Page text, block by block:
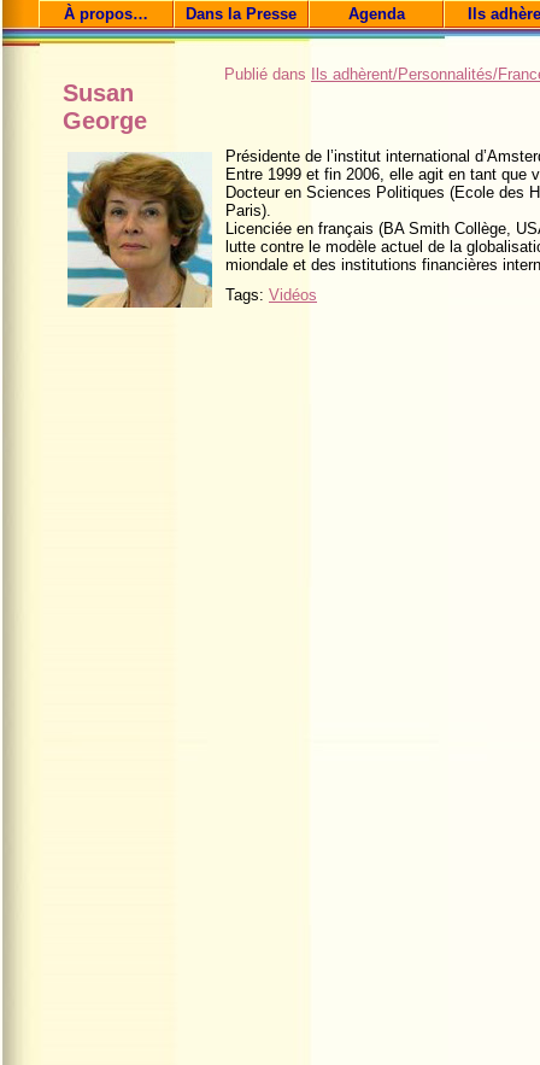
À propos… Dans la Presse Agenda Ils
Publié dans Ils adhèrent/Personnalités/
Susan
George
Présidente de l’institut international
Entre 1999 et fin 2006, elle agit en tant que
Docteur en Sciences Politiques (Ecole des
Paris).
Licenciée en français (BA Smith Collège,
lutte contre le modèle actuel de la
miondale et des institutions financières
Tags: Vidéos